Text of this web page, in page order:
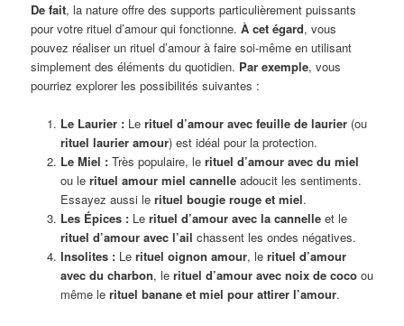
De fait, la nature offre des supports particulièrement puissants
pour votre rituel d’amour qui fonctionne.À cet égard, vous
pouvez réaliser un rituel d’amour à faire soi-même en utilisant
simplement des éléments du quotidien. Par exemple, vous
pourriez explorer les possibilités suivantes :
Le Laurier :Le rituel d’amour avec feuille de laurier(ou
rituel laurier amour) est idéal pour la protection.
Le Miel :Très populaire, le rituel d’amour avec du miel
ou le rituel amour miel cannelleadoucit les sentiments.
Essayez aussi le rituel bougie rouge et miel.
Les Épices :Le rituel d’amour avec la cannelleet le
rituel d’amour avec l’ail chassent les ondes négatives.
Insolites :Le rituel oignon amour, le rituel d’amour
avec du charbon, le rituel d’amour avec noix de cocoou
même le rituel banane et miel pour attirer l’amour.